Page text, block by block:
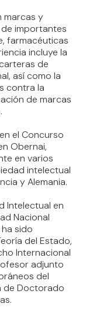
marcas y
importantes
farmacéuticas
incluye la
de
así como la
contra la
de marcas
el Concurso
Obernai,
en varios
intelectual
y Alemania.
Intelectual en
Nacional
sido
del Estado,
Internacional
adjunto
del
de Doctorado